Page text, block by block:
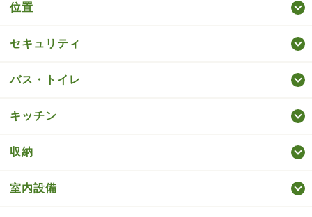
位置
セキュリティ
バス・トイレ
キッチン
収納
室内設備